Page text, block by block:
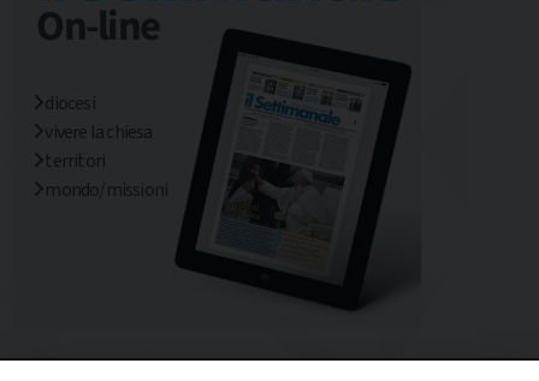
diocesi
vivere la chiesa
territori
mondo/missioni